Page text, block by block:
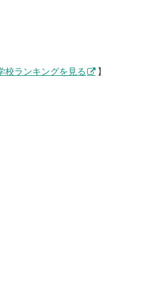
校ランキングを見る 】